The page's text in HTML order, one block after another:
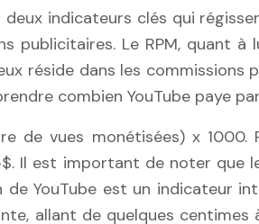
indicateurs clés qui
publicitaires. Le RPM, quant
réside dans les commissions
combien YouTube paye
de vues monétisées) x
Il est important de noter que
YouTube est un indicateur
allant de quelques